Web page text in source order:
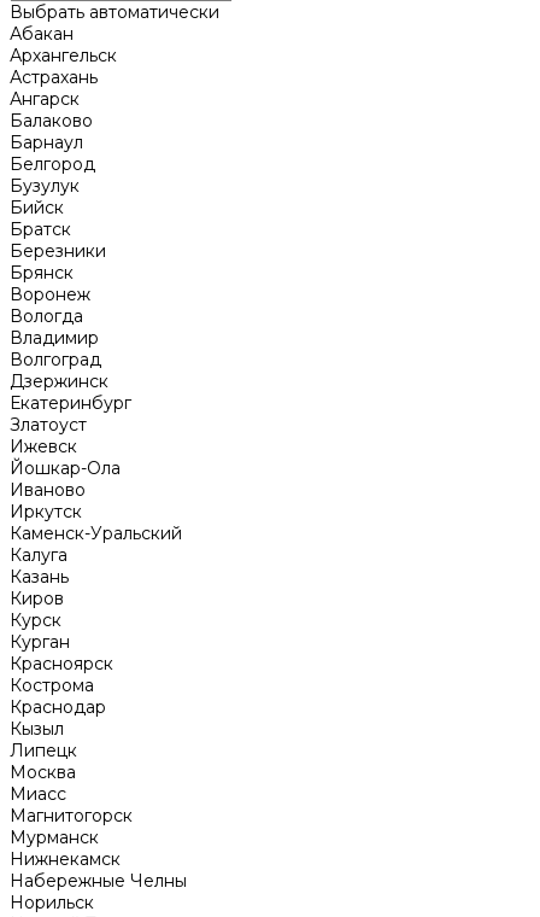
Выбрать автоматически
Абакан
Архангельск
Астрахань
Ангарск
Балаково
Барнаул
Белгород
Бузулук
Бийск
Братск
Березники
Брянск
Воронеж
Вологда
Владимир
Волгоград
Дзержинск
Екатеринбург
Златоуст
Ижевск
Йошкар-Ола
Иваново
Иркутск
Каменск-Уральский
Калуга
Казань
Киров
Курск
Курган
Красноярск
Кострома
Краснодар
Кызыл
Липецк
Москва
Миасс
Магнитогорск
Мурманск
Нижнекамск
Набережные Челны
Норильск